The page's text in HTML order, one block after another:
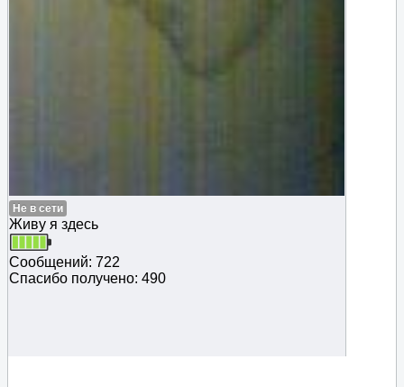
Не в сети
Живу я здесь
Сообщений: 722
Спасибо получено: 490